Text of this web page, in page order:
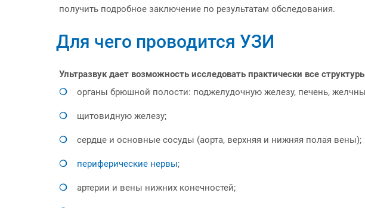
получить подробное заключение по результатам обследования.
Для чего проводится УЗИ
Ультразвук дает возможность исследовать практически все
органы брюшной полости: поджелудочную железу, печень,
щитовидную железу;
сердце и основные сосуды (аорта, верхняя и нижняя полая вены);
периферические нервы;
артерии и вены нижних конечностей;